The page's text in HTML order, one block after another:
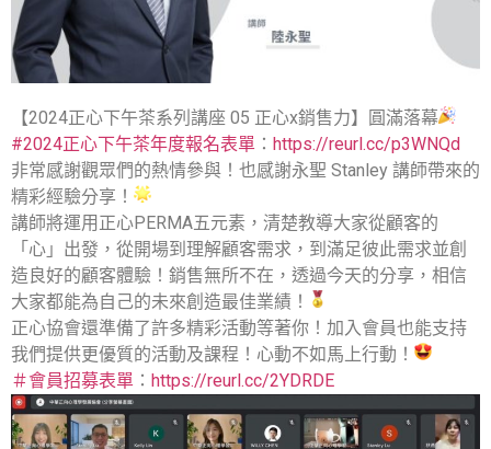
【2024正心下午茶系列講座 05 正心x銷售力】圓滿落幕
#2024正心下午茶年度報名表單 ： https://reurl.cc/p3WNQd
非常感謝觀眾們的熱情參與！也感謝永聖 Stanley 講師帶來的
精彩經驗分享！
講師將運用正心PERMA五元素，清楚教導大家從顧客的
「心」出發，從開場到理解顧客需求，到滿足彼此需求並創
造良好的顧客體驗！銷售無所不在，透過今天的分享，相信
大家都能為自己的未來創造最佳業績！
正心協會還準備了許多精彩活動等著你！加入會員也能支持
我們提供更優質的活動及課程！心動不如馬上行動！
＃會員招募表單 ： https://reurl.cc/2YDRDE